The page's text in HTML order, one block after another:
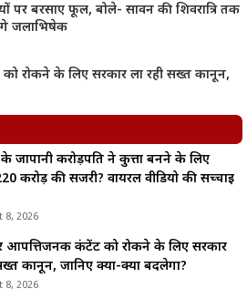
पर बरसाए फूल, बोले- सावन की शिवरात्रि तक
जलाभिषेक
रोकने के लिए सरकार ला रही सख्त कानून,
जापानी करोड़पति ने कुत्ता बनने के लिए
करोड़ की सर्जरी? वायरल वीडियो की सच्चाई
8, 2026
आपत्तिजनक कंटेंट को रोकने के लिए सरकार
कानून, जानिए क्या-क्या बदलेगा?
8, 2026